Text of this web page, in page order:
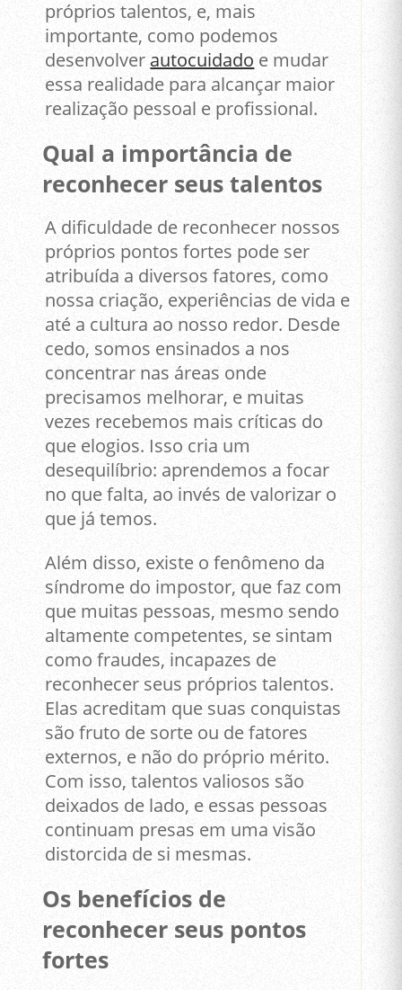
próprios talentos, e, mais
importante, como podemos
desenvolver autocuidado e mudar
essa realidade para alcançar maior
realização pessoal e profissional.
Qual a importância de
reconhecer seus talentos
A dificuldade de reconhecer nossos
próprios pontos fortes pode ser
atribuída a diversos fatores, como
nossa criação, experiências de vida e
até a cultura ao nosso redor. Desde
cedo, somos ensinados a nos
concentrar nas áreas onde
precisamos melhorar, e muitas
vezes recebemos mais críticas do
que elogios. Isso cria um
desequilíbrio: aprendemos a focar
no que falta, ao invés de valorizar o
que já temos.
Além disso, existe o fenômeno da
síndrome do impostor, que faz com
que muitas pessoas, mesmo sendo
altamente competentes, se sintam
como fraudes, incapazes de
reconhecer seus próprios talentos.
Elas acreditam que suas conquistas
são fruto de sorte ou de fatores
externos, e não do próprio mérito.
Com isso, talentos valiosos são
deixados de lado, e essas pessoas
continuam presas em uma visão
distorcida de si mesmas.
Os benefícios de
reconhecer seus pontos
fortes